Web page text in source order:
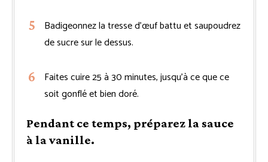
Badigeonnez la tresse d’œuf battu et saupoudrez
de sucre sur le dessus.
Faites cuire 25 à 30 minutes, jusqu’à ce que ce
soit gonflé et bien doré.
Pendant ce temps, préparez la sauce
à la vanille.